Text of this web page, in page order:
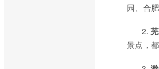
园、合
2.
景点，